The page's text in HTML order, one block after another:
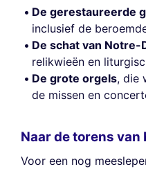
De gerestaureerde
inclusief de
De schat van Notre-
relikwieën en
De grote orgels, die
de missen en
Naar de torens van
Voor een nog